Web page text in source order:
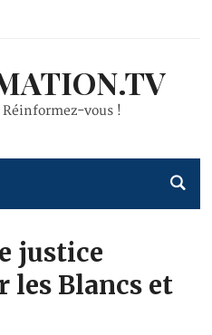
vous !
justice
les Blancs et